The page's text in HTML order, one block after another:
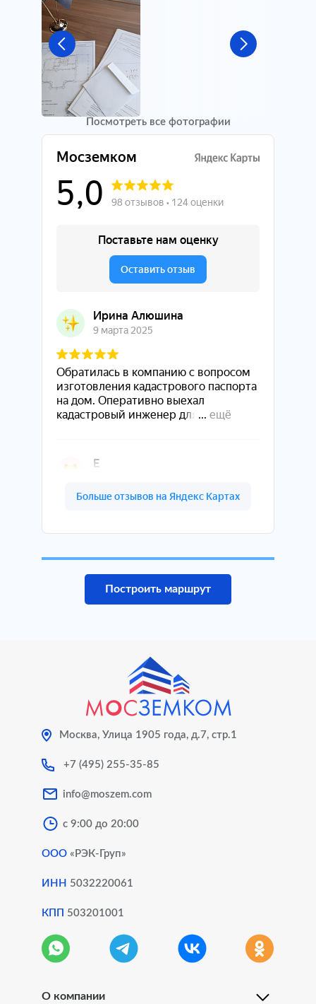
Посмотреть все фотографии
Построить маршрут
Москва, Улица 1905 года, д.7, стр.1
+7 (495) 255-35-85
info@moszem.com
с 9:00 до 20:00
ООО «РЭК-Груп»
ИНН 5032220061
КПП 503201001
О компании